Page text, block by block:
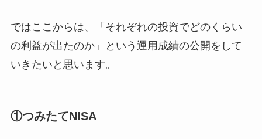
ではここからは、「それぞれの投資でどのくらい
の利益が出たのか」という運用成績の公開をして
いきたいと思います。
①つみたてNISA